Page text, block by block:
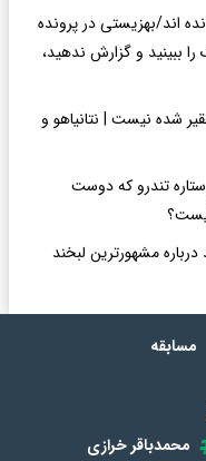
اند/بهزیستی در پرونده
ببینید و گزارش ندهید،
شده نیست | نتانیاهو و
تندرو که دوست
درباره مشهورترین لبخند
مسابقه
محمدباقر خرازی